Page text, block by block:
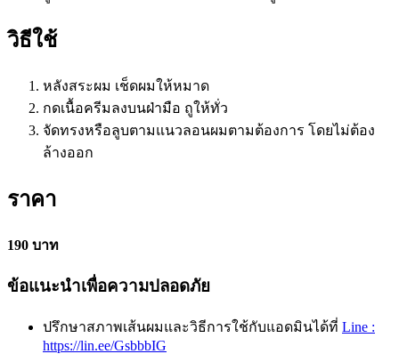
วิธีใช้
หลังสระผม เช็ดผมให้หมาด
กดเนื้อครีมลงบนฝ่ามือ ถูให้ทั่ว
จัดทรงหรือลูบตามแนวลอนผมตามต้องการ โดยไม่ต้อง
ล้างออก
ราคา
190 บาท
ข้อแนะนำเพื่อความปลอดภัย
ปรึกษาสภาพเส้นผมและวิธีการใช้กับแอดมินได้ที่ Line :
https://lin.ee/GsbbbIG